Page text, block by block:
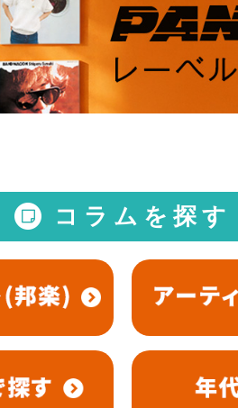
コラムを探す